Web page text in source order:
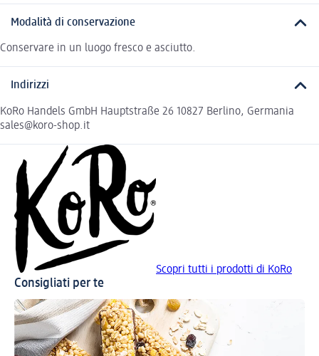
Modalità di conservazione
Conservare in un luogo fresco e asciutto.
Indirizzi
KoRo Handels GmbH Hauptstraße 26 10827 Berlino, Germania
sales@koro-shop.it
Scopri tutti i prodotti di KoRo
Consigliati per te